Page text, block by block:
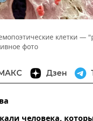
клетки —
фото
Дзен